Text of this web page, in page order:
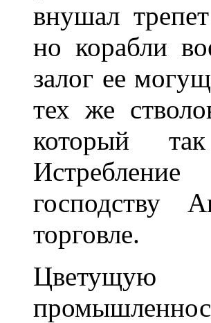
внушал
но корабли
залог ее
тех же
который
господству
торговле.
Цветущую